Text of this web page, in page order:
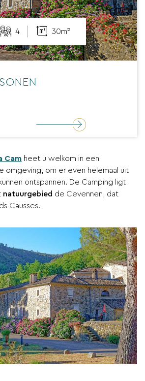
4 30m²
Cam heet u welkom in een
omgeving, om er even helemaal uit
ontspannen. De Camping ligt
natuurgebied de Cevennen, dat
Causses.